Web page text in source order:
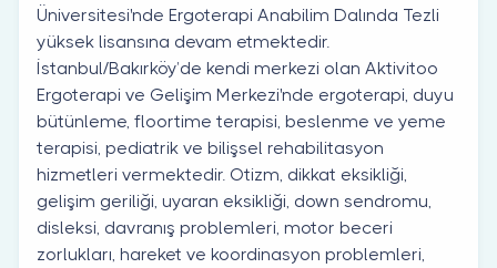
Üniversitesi'nde Ergoterapi Anabilim Dalında Tezli
yüksek lisansına devam etmektedir.
İstanbul/Bakırköy’de kendi merkezi olan Aktivitoo
Ergoterapi ve Gelişim Merkezi'nde ergoterapi, duyu
bütünleme, floortime terapisi, beslenme ve yeme
terapisi, pediatrik ve bilişsel rehabilitasyon
hizmetleri vermektedir. Otizm, dikkat eksikliği,
gelişim geriliği, uyaran eksikliği, down sendromu,
disleksi, davranış problemleri, motor beceri
zorlukları, hareket ve koordinasyon problemleri,